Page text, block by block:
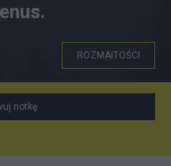
ROZMAITOŚCI
notkę